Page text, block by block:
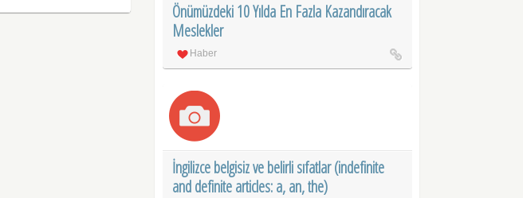
Önümüzdeki 10 Yılda En Fazla Kazandıracak
Meslekler
Haber
İngilizce belgisiz ve belirli sıfatlar (indefinite
and definite articles: a, an, the)